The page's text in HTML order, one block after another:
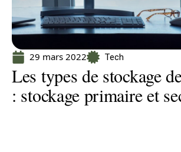
29 mars 2022 Tech
Les types de stockage
: stockage primaire et